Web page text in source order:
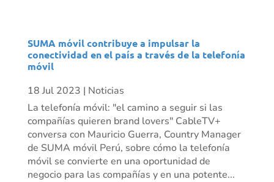
SUMA móvil contribuye a impulsar la
conectividad en el país a través de la telefonía
móvil
18 Jul 2023 | Noticias
La telefonía móvil: "el camino a seguir si las
compañías quieren brand lovers" CableTV+
conversa con Mauricio Guerra, Country Manager
de SUMA móvil Perú, sobre cómo la telefonía
móvil se convierte en una oportunidad de
negocio para las compañías y en una potente...